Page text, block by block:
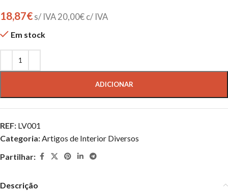
18,87€ s/ IVA 20,00€ c/ IVA
Em stock
ADICIONAR
REF: LV001
Categoria:Artigos de Interior Diversos
Partilhar:
Descrição